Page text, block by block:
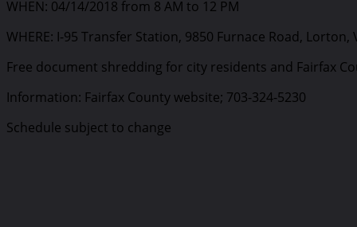
WHEN: 04/14/2018 from 8 AM to 12 PM
WHERE: I-95 Transfer Station, 9850 Furnace Road, Lorton,
Free document shredding for city residents and Fairfax
Information: Fairfax County website; 703-324-5230
Schedule subject to change